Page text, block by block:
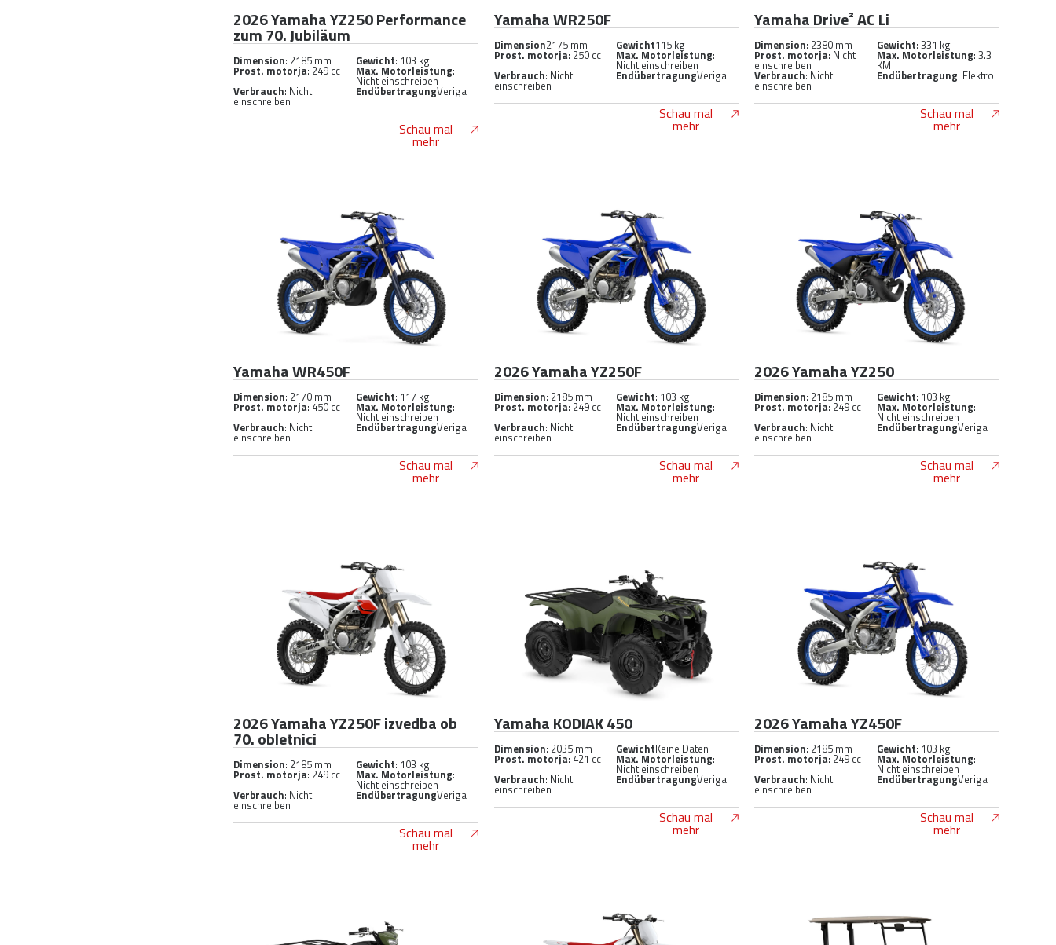
2026 Yamaha YZ250 Performance
zum 70. Jubiläum
Dimension: 2185 mm Gewicht: 103 kg
Prost. motorja: 249 cc Max. Motorleistung:
Nicht einschreiben
Verbrauch: Nicht
einschreiben
EndübertragungVeriga
Schau mal
mehr
Yamaha WR250F
Dimension2175 mm Gewicht115 kg
Prost. motorja: 250 cc Max. Motorleistung:
Nicht einschreiben
Verbrauch: Nicht
einschreiben
EndübertragungVeriga
Schau mal
mehr
Yamaha Drive² AC Li
Dimension: 2380 mm Gewicht: 331 kg
Prost. motorja: Nicht
einschreiben
Max. Motorleistung: 3.3
KM
Verbrauch: Nicht
einschreiben
Endübertragung: Elektro
Schau mal
mehr
Yamaha WR450F
Dimension: 2170 mm Gewicht: 117 kg
Prost. motorja: 450 cc Max. Motorleistung:
Nicht einschreiben
Verbrauch: Nicht
einschreiben
EndübertragungVeriga
Schau mal
mehr
2026 Yamaha YZ250F
Dimension: 2185 mm Gewicht: 103 kg
Prost. motorja: 249 cc Max. Motorleistung:
Nicht einschreiben
Verbrauch: Nicht
einschreiben
EndübertragungVeriga
Schau mal
mehr
2026 Yamaha YZ250
Dimension: 2185 mm Gewicht: 103 kg
Prost. motorja: 249 cc Max. Motorleistung:
Nicht einschreiben
Verbrauch: Nicht
einschreiben
EndübertragungVeriga
Schau mal
mehr
2026 Yamaha YZ250F izvedba ob
70. obletnici
Dimension: 2185 mm Gewicht: 103 kg
Prost. motorja: 249 cc Max. Motorleistung:
Nicht einschreiben
Verbrauch: Nicht
einschreiben
EndübertragungVeriga
Schau mal
mehr
Yamaha KODIAK 450
Dimension: 2035 mm GewichtKeine Daten
Prost. motorja: 421 cc Max. Motorleistung:
Nicht einschreiben
Verbrauch: Nicht
einschreiben
EndübertragungVeriga
Schau mal
mehr
2026 Yamaha YZ450F
Dimension: 2185 mm Gewicht: 103 kg
Prost. motorja: 249 cc Max. Motorleistung:
Nicht einschreiben
Verbrauch: Nicht
einschreiben
EndübertragungVeriga
Schau mal
mehr